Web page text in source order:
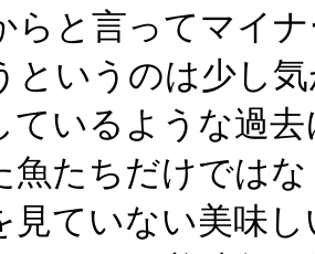
らと言ってマイ
というのは少し
ているような過
魚たちだけでは
見ていない美味